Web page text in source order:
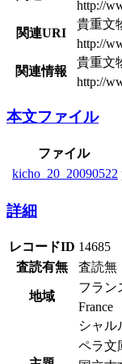
http://
関連URI
貴重文
http://
関連情報
貴重文
http://
本文ファイル
ファイル
kicho_20_20090522
詳細
レコードID 14685
査読有無
査読無
地域
フラン
France
シャル
ペラ文